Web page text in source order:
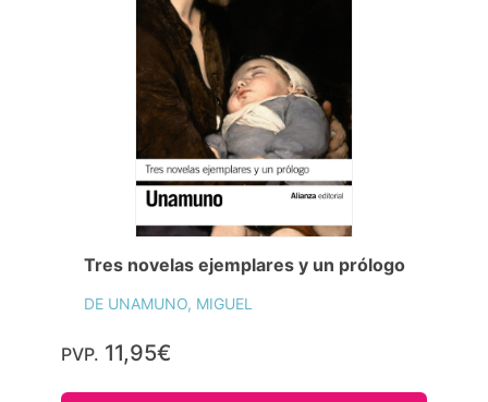
Tres novelas ejemplares y un prólogo
DE UNAMUNO, MIGUEL
PVP. 11,95€